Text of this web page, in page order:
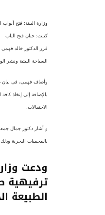
وزارة البيئة: فتح
كتبت: حنان فتح الباب
قرر الدكتور خالد فهمى
السياحة البيئية ونشر
وأضاف فهمى، فى بيان
بالإضافة إلى إتخاذ
الاحتفالات.
و أشار دكتور جمال
بالمحميات البحرية
ودعت
ترفيهية
الطبيعة